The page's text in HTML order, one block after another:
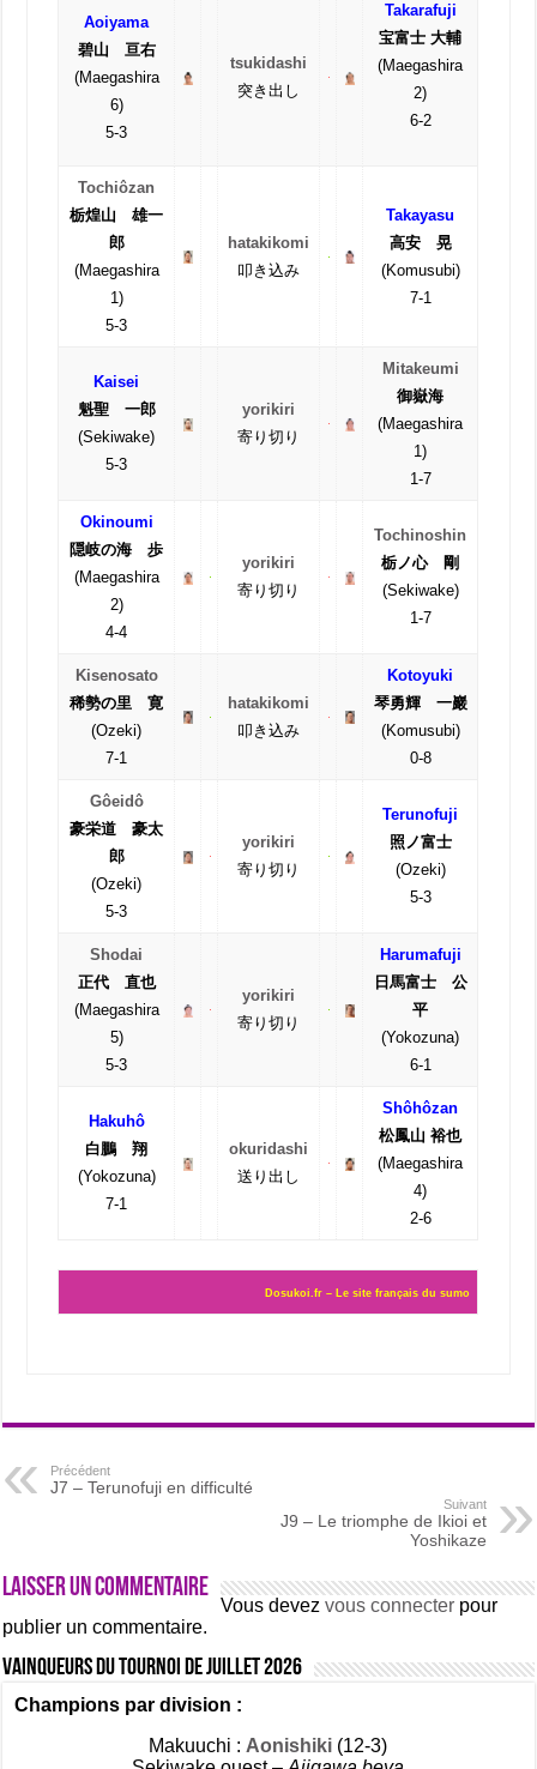
Aoiyama
碧山 亘右
(Maegashira
6)
5-3
tsukidashi
突き出し
Takarafuji
宝富士 大輔
(Maegashira
2)
6-2
Tochiôzan
栃煌山 雄一
郎
(Maegashira
1)
5-3
hatakikomi
叩き込み
Takayasu
高安 晃
(Komusubi)
7-1
Kaisei
魁聖 一郎
(Sekiwake)
5-3
yorikiri
寄り切り
Mitakeumi
御嶽海
(Maegashira
1)
1-7
Okinoumi
隠岐の海 歩
(Maegashira
2)
4-4
yorikiri
寄り切り
Tochinoshin
栃ノ心 剛
(Sekiwake)
1-7
Kisenosato
稀勢の里 寛
(Ozeki)
7-1
hatakikomi
叩き込み
Kotoyuki
琴勇輝 一巖
(Komusubi)
0-8
Gôeidô
豪栄道 豪太
郎
(Ozeki)
5-3
yorikiri
寄り切り
Terunofuji
照ノ富士
(Ozeki)
5-3
Shodai
正代 直也
(Maegashira
5)
5-3
yorikiri
寄り切り
Harumafuji
日馬富士 公
平
(Yokozuna)
6-1
Hakuhô
白鵬 翔
(Yokozuna)
7-1
okuridashi
送り出し
Shôhôzan
松鳳山 裕也
(Maegashira
4)
2-6
Dosukoi.fr – Le site français du sumo
Précédent
J7 – Terunofuji en difficulté
Suivant
J9 – Le triomphe de Ikioi et
Yoshikaze
Laisser un commentaire
Vous devezvous connecter pour
publier un commentaire.
Vainqueurs du tournoi de Juillet 2026
Champions par division :
Makuuchi : Aonishiki (12-3)